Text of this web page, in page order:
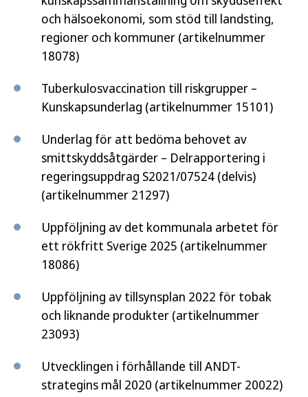
och hälsoekonomi, som stöd till landsting,
regioner och kommuner (artikelnummer
18078)
Tuberkulosvaccination till riskgrupper –
Kunskapsunderlag (artikelnummer 15101)
Underlag för att bedöma behovet av
smittskyddsåtgärder – Delrapportering i
regeringsuppdrag S2021/07524 (delvis)
(artikelnummer 21297)
Uppföljning av det kommunala arbetet för
ett rökfritt Sverige 2025 (artikelnummer
18086)
Uppföljning av tillsynsplan 2022 för tobak
och liknande produkter (artikelnummer
23093)
Utvecklingen i förhållande till ANDT-
strategins mål 2020 (artikelnummer 20022)